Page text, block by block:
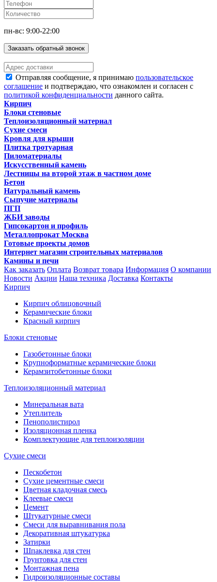
пн-вс: 9:00-22:00
Заказать обратный звонок
Отправляя сообщение, я принимаю пользовательское
соглашение и подтверждаю, что ознакомлен и согласен с
политикой конфиденциальности данного сайта.
Кирпич
Блоки стеновые
Теплоизоляционный материал
Сухие смеси
Кровля для крыши
Плитка тротуарная
Пиломатериалы
Искусственный камень
Лестницы на второй этаж в частном доме
Бетон
Натуральный камень
Сыпучие материалы
ПГП
ЖБИ заводы
Гипсокартон и профиль
Металлопрокат Москва
Готовые проекты домов
Интернет магазин строительных материалов
Камины и печи
Как заказать Оплата Возврат товара Информация О компании
Новости Акции Наша техника Доставка Контакты
Кирпич
Кирпич облицовочный
Керамические блоки
Красный кирпич
Блоки стеновые
Газобетонные блоки
Крупноформатные керамические блоки
Керамзитобетонные блоки
Теплоизоляционный материал
Минеральная вата
Утеплитель
Пенополистирол
Изоляционная пленка
Комплектующие для теплоизоляции
Сухие смеси
Пескобетон
Сухие цементные смеси
Цветная кладочная смесь
Клеевые смеси
Цемент
Штукатурные смеси
Смеси для выравнивания пола
Декоративная штукатурка
Затирки
Шпаклевка для стен
Грунтовка для стен
Монтажная пена
Гидроизоляционные составы